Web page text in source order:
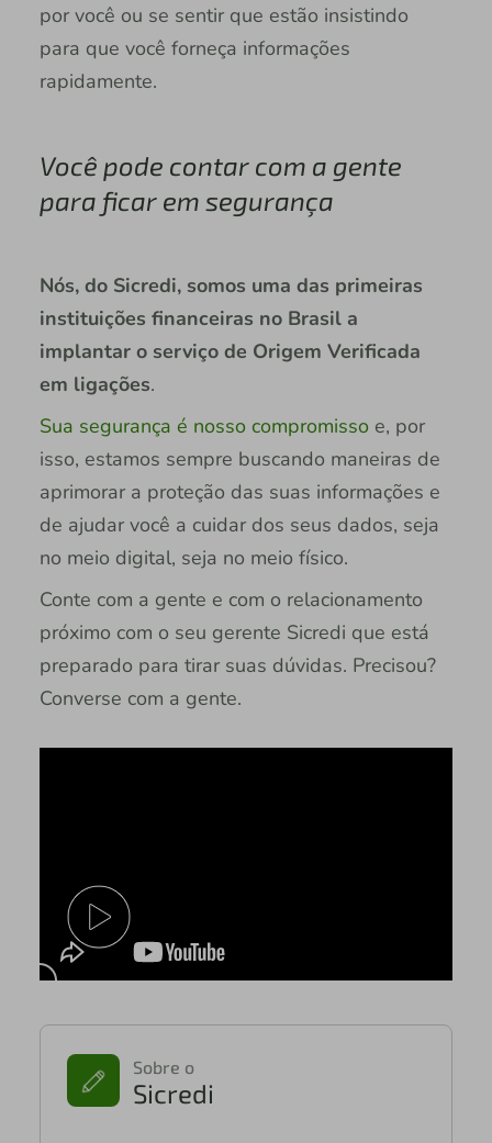
por você ou se sentir que estão insistindo
para que você forneça informações
rapidamente.
Você pode contar com a gente
para ficar em segurança
Nós, do Sicredi, somos uma das primeiras
instituições financeiras no Brasil a
implantar o serviço de Origem Verificada
em ligações.
Sua segurança é nosso compromissoe, por
isso, estamos sempre buscando maneiras de
aprimorar a proteção das suas informações e
de ajudar você a cuidar dos seus dados, seja
no meio digital, seja no meio físico.
Conte com a gente e com o relacionamento
próximo com o seu gerente Sicredi que está
preparado para tirar suas dúvidas. Precisou?
Converse com a gente.
Sobre o
Sicredi